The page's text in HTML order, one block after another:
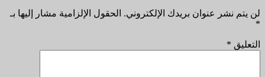
لن يتم نشر عنوان بريدك الإلكتروني. الحقول الإلزامية مشار إليها بـ
*
التعليق *